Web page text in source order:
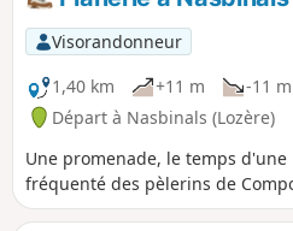
Visorandonneur
1,40 km
+11 m -11 m
Départ à Nasbinals (Lozère)
Une promenade, le temps
fréquenté des pèlerins de